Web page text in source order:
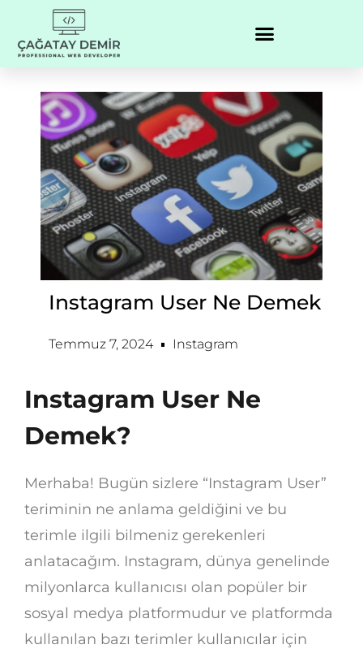
Instagram User Ne Demek
Temmuz 7, 2024 Instagram
Instagram User Ne
Demek?
Merhaba! Bugün sizlere “Instagram User”
teriminin ne anlama geldiğini ve bu
terimle ilgili bilmeniz gerekenleri
anlatacağım. Instagram, dünya genelinde
milyonlarca kullanıcısı olan popüler bir
sosyal medya platformudur ve platformda
kullanılan bazı terimler kullanıcılar için